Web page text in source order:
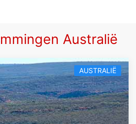
Australië
AUSTRALIË